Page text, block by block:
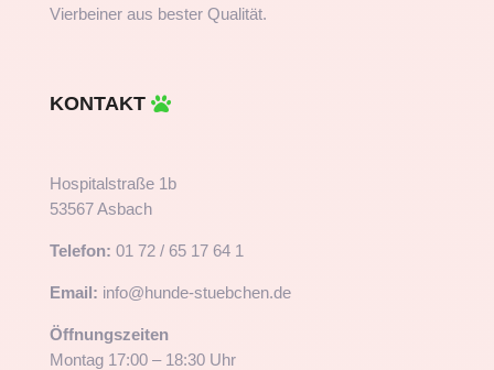
Vierbeiner aus bester Qualität.
KONTAKT
Hospitalstraße 1b
53567 Asbach
Telefon: 01 72 / 65 17 64 1
Email: info@hunde-stuebchen.de
Öffnungszeiten
Montag 17:00 – 18:30 Uhr